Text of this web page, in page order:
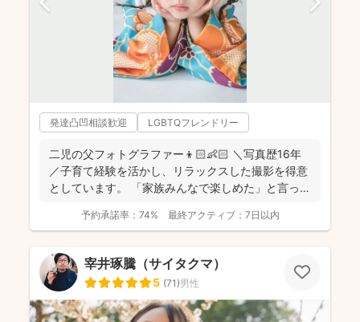
発達凸凹相談歓迎 LGBTQフレンドリー
二児の父フォトグラファー👦🏻👶🏻 ＼写真歴16年
／子育て経験を活かし、リラックスした撮影を得意
としています。 「家族みんなで楽しめた」と言って
予約承諾率： 74% 最終アクティブ： 7日以内
宰井琢騰（サイタクマ）
5 (71)男性